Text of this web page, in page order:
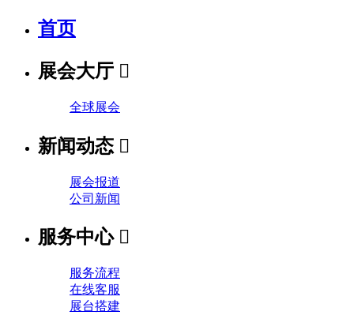
首页
展会大厅 
全球展会
新闻动态 
展会报道
公司新闻
服务中心 
服务流程
在线客服
展台搭建